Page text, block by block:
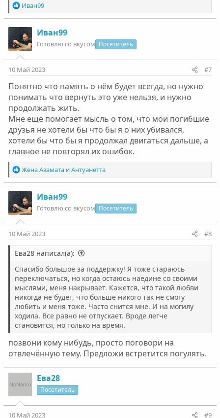
Р
е
а
к
ц
и
и
:
Иван99
Иван99
Готовлю со вкусом Посетитель
10 Май 2023 #7
Понятно что память о нём будет всегда, но нужно
понимать что вернуть это уже нельзя, и нужно
продолжать жить.
Мне ещё помогает мысль о том, что мои погибшие
друзья не хотели бы что бы я о них убивался,
хотели бы что бы я продолжал двигаться дальше, а
главное не повторял их ошибок.
Р
е
а
к
ц
и
и
:
Жена АзаматаиАнтуанетта
Иван99
Готовлю со вкусом Посетитель
10 Май 2023 #8
Ева28 написал(а):
Спасибо большое за поддержку! Я тоже стараюсь
переключаться, но когда остаюсь наедине со своими
мыслями, меня накрывает. Кажется, что такой любви
никогда не будет, что больше никого так не смогу
любить и меня тоже. Часто снится мне. И на могилу
ходила. Все равно не отпускает. Вроде легче
становится, но только на время.
позвони кому нибудь, просто поговори на
отвлечённую тему. Предложи встретится погулять.
Ева28
Посетитель
10 Май 2023 #9